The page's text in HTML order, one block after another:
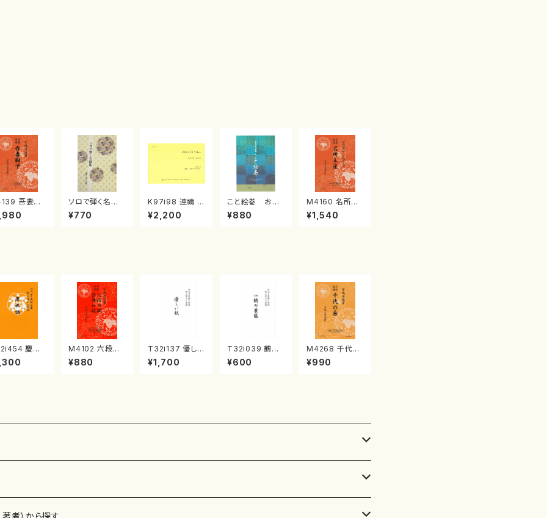
吾妻獅
曲楽譜》
/宮城道雄
ソロで弾く名曲
集 クリスマス・
イブ／恋人がサ
¥770
K97i98 連禱 :
2台ピアノのため
の（2 Pianos /
¥2,200
こと絵巻 お江
戸日本橋
¥880
M4160 名所土
産《箏曲楽譜》
（箏/宮城喜代
¥1,540
慶祝
尺八/久本玄
譜）都山流
M4102 六段の
調 雲井六段
（箏/宮城道雄
¥880
T32i137 優しい
秋（尺八/二代 山
本邦山/尺八/都
¥1,700
T32i039 鶴の
巣籠 （尺八/楽
譜）都山no.38
¥600
M4268 千代の
壽（三絃/宮城道
雄著・宮城宗家
¥990
著者）から探す